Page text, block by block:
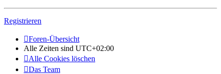
Registrieren
Foren-Übersicht
Alle Zeiten sind UTC+02:00
Alle Cookies löschen
Das Team